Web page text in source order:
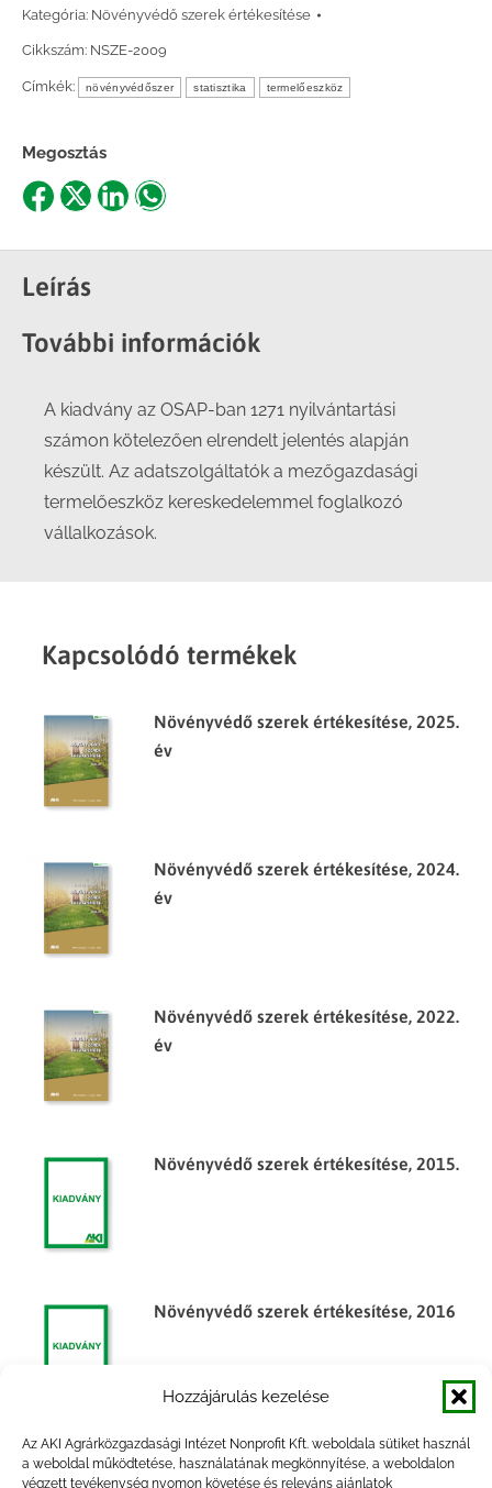
Hozzájárulás kezelése
Az AKI Agrárközgazdasági Intézet Nonprofit Kft. weboldala sütiket használ
a weboldal működtetése, használatának megkönnyítése, a weboldalon
végzett tevékenység nyomon követése és releváns ajánlatok
Kategória: Növényvédő szerek értékesítése
Cikkszám: NSZE-2009
Címkék: növényvédőszer statisztika termelőeszköz
Megosztás
Share
Facebook
Share
X
ShareShare
Leírás
További információk
A kiadvány az OSAP-ban 1271 nyilvántartási
számon kötelezően elrendelt jelentés alapján
készült. Az adatszolgáltatók a mezőgazdasági
termelőeszköz kereskedelemmel foglalkozó
vállalkozások.
Kapcsolódó termékek
Növényvédő szerek értékesítése, 2025.
év
Növényvédő szerek értékesítése, 2024.
év
Növényvédő szerek értékesítése, 2022.
év
Növényvédő szerek értékesítése, 2015.
Növényvédő szerek értékesítése, 2016
Egyes élelmiszeripari termékek